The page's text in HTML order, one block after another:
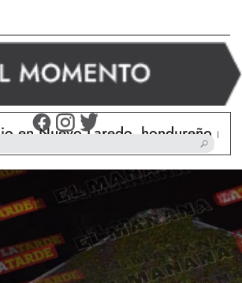
Laredo, hondureño muere